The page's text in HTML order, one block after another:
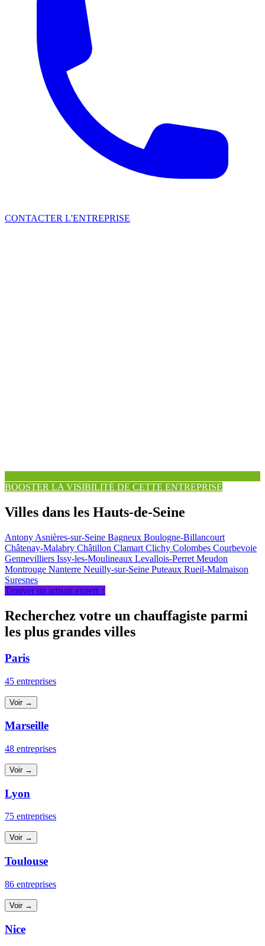
CONTACTER L'ENTREPRISE
BOOSTER LA VISIBILITÉ DE CETTE ENTREPRISE
Villes dans les Hauts-de-Seine
Antony Asnières-sur-Seine Bagneux Boulogne-Billancourt
Châtenay-Malabry Châtillon Clamart Clichy Colombes Courbevoie
Gennevilliers Issy-les-Moulineaux Levallois-Perret Meudon
Montrouge Nanterre Neuilly-sur-Seine Puteaux Rueil-Malmaison
Suresnes
Trouver un artisan expert ↑
Recherchez votre un chauffagiste parmi
les plus grandes villes
Paris
45 entreprises
Voir →
Marseille
48 entreprises
Voir →
Lyon
75 entreprises
Voir →
Toulouse
86 entreprises
Voir →
Nice